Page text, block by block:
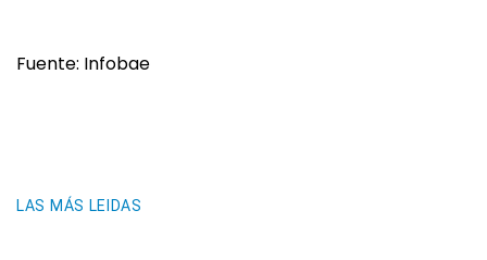
Fuente: Infobae
LAS MÁS LEIDAS